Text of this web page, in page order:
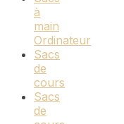
à
main
Ordinateur
Sacs
de
cours
Sacs
de